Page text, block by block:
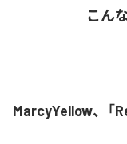
こん
MarcyYellow、「